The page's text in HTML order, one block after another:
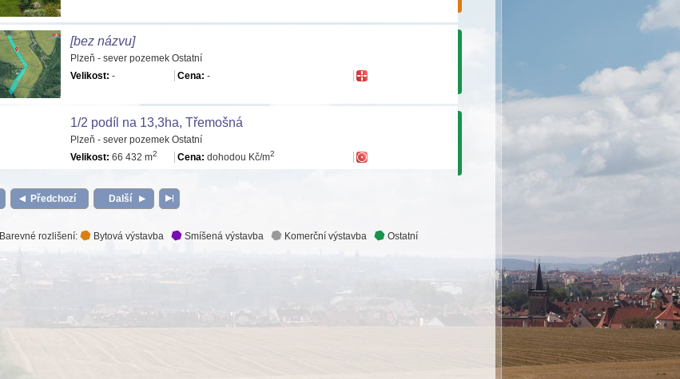
[bez názvu]
Plzeň - sever pozemek Ostatní
Velikost: - Cena: -
1/2 podíl na 13,3ha, Třemošná
Plzeň - sever pozemek Ostatní
Velikost: 66 432 m2 Cena: dohodou Kč/m2
Předchozí Další
Barevné rozlišení: Bytová výstavba Smíšená výstavba Komerční výstavba Ostatní